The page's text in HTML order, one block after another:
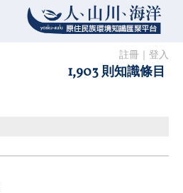
註冊 登入
1,903 則知識條目